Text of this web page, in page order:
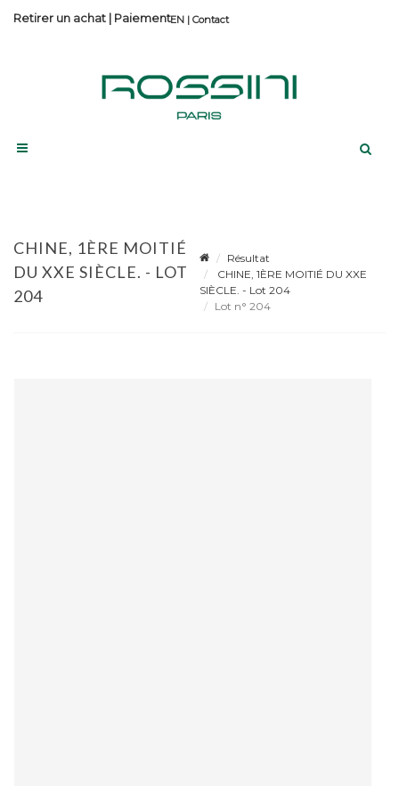
Contact
Retirer un achat | Paiement
CHINE, 1ÈRE MOITIÉ
DU XXE SIÈCLE. - LOT
204
Résultat
CHINE, 1ÈRE MOITIÉ DU XXE
SIÈCLE. - Lot 204
Lot n° 204